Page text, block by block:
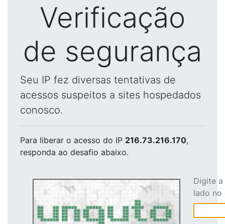
Verificação
de segurança
Seu IP fez diversas tentativas de
acessos suspeitos a sites hospedados
conosco.
Para liberar o acesso do IP 216.73.216.170,
responda ao desafio abaixo.
Digite
lado no